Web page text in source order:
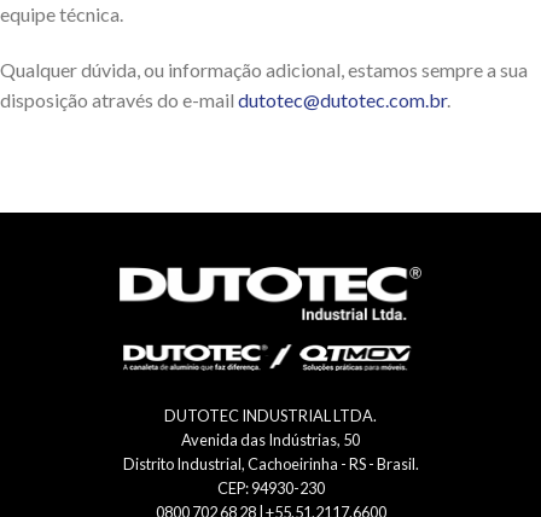
equipe técnica.
Qualquer dúvida, ou informação adicional, estamos sempre a sua
disposição através do e-mail dutotec@dutotec.com.br.
DUTOTEC INDUSTRIAL LTDA.
Avenida das Indústrias, 50
Distrito Industrial, Cachoeirinha - RS - Brasil.
CEP: 94930-230
0800 702 68 28 | +55.51.2117.6600